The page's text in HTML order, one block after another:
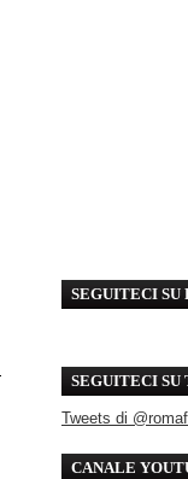
SEGUITECI SU
SEGUITECI
Tweets di
CANALE